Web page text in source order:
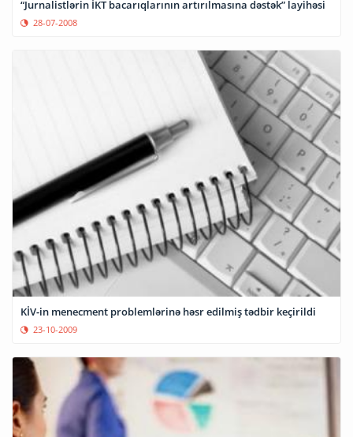
“Jurnalistlərin İKT bacarıqlarının artırılmasına dəstək” layihəsi
28-07-2008
KİV-in menecment problemlərinə həsr edilmiş tədbir keçirildi
23-10-2009